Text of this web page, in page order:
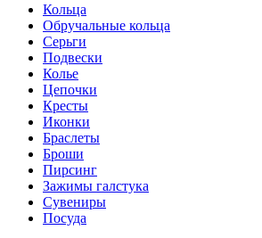
Кольца
Обручальные кольца
Серьги
Подвески
Колье
Цепочки
Кресты
Иконки
Браслеты
Броши
Пирсинг
Зажимы галстука
Сувениры
Посуда